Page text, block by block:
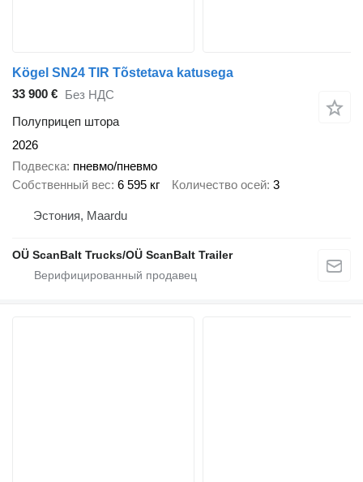
Kögel SN24 TIR Tõstetava katusega
33 900 € Без НДС
Полуприцеп штора
2026
Подвеска пневмо/пневмо
Собственный вес 6 595 кг Количество осей 3
Эстония, Maardu
OÜ ScanBalt Trucks/OÜ ScanBalt Trailer